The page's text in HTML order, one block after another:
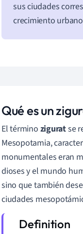
sus ciudades
crecimiento
Qué es un
El término ziguratse
Mesopotamia,
monumentales eran
dioses y el mundo
sino que también
ciudades